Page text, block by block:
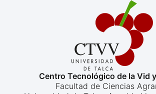
Centro Tecnológico de la Vid
Facultad de Ciencias